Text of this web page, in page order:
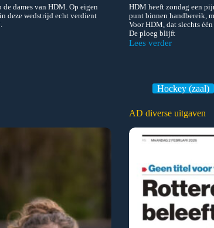
dames van HDM. Op eigen
deze wedstrijd echt verdient
HDM heeft zondag een
punt binnen handbereik,
Voor HDM, dat slechts
De ploeg blijft
Lees verder
HDM
Hockey (zaal)
AD diverse uitgaven